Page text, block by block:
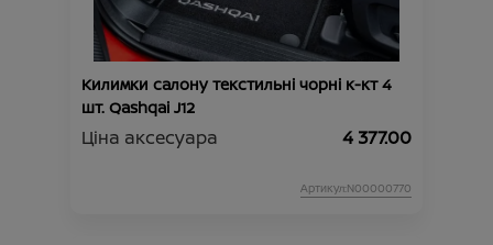
Килимки салону текстильні чорні к-кт 4
шт. Qashqai J12
Ціна аксесуара 4 377.00
Артикул:N00000770